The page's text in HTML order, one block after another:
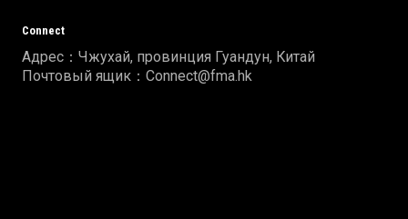
Connect
Адрес：Чжухай, провинция Гуандун, Китай
Почтовый ящик：Connect@fma.hk